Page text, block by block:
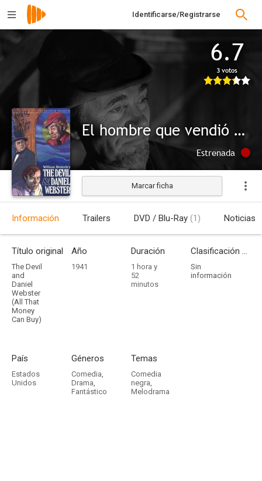
Identificarse/Registrarse
6.7
3 votos
El hombre que vendió su alma
Estrenada
Marcar ficha
Información Trailers DVD / Blu-Ray (1) Noticias
Título original
The Devil
and
Daniel
Webster
(All That
Money
Can Buy)
Año
1941
Duración
1 hora y
52
minutos
Clasificación por edades
Sin
información
País
Estados
Unidos
Géneros
Comedia,
Drama,
Fantástico
Temas
Comedia
negra,
Melodrama